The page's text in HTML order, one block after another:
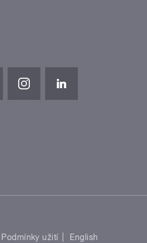
Podmínky užití English